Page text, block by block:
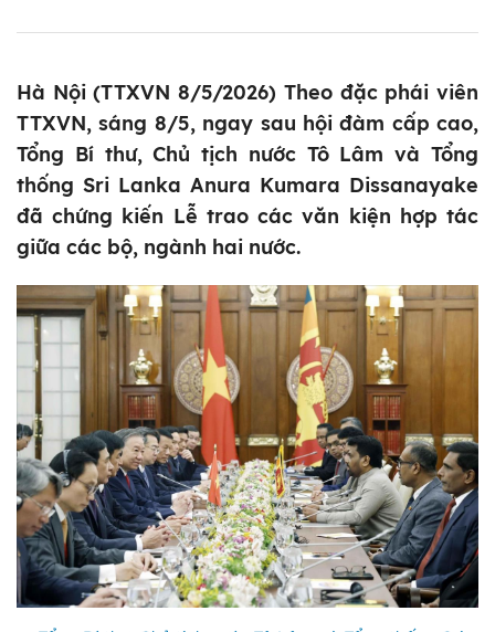
Hà Nội (TTXVN 8/5/2026) Theo đặc phái viên
TTXVN, sáng 8/5, ngay sau hội đàm cấp cao,
Tổng Bí thư, Chủ tịch nước Tô Lâm và Tổng
thống Sri Lanka Anura Kumara Dissanayake
đã chứng kiến Lễ trao các văn kiện hợp tác
giữa các bộ, ngành hai nước.